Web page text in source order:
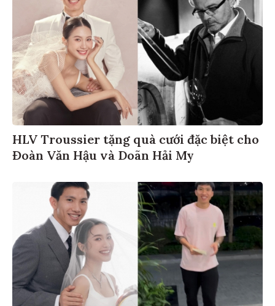
HLV Troussier tặng quà cưới đặc biệt cho
Đoàn Văn Hậu và Doãn Hải My